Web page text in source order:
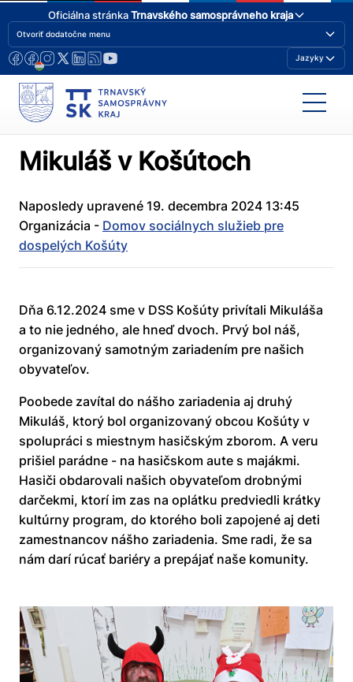
Oficiálna stránkaTrnavského samosprávneho kraja
Otvoriť dodatočne menu
Jazyky
Mikuláš v Košútoch
Naposledy upravené 19. decembra 2024 13:45
Organizácia - Domov sociálnych služieb pre
dospelých Košúty
Dňa 6.12.2024 sme v DSS Košúty privítali Mikuláša
a to nie jedného, ale hneď dvoch. Prvý bol náš,
organizovaný samotným zariadením pre našich
obyvateľov.
Poobede zavítal do nášho zariadenia aj druhý
Mikuláš, ktorý bol organizovaný obcou Košúty v
spolupráci s miestnym hasičským zborom. A veru
prišiel parádne - na hasičskom aute s majákmi.
Hasiči obdarovali našich obyvateľom drobnými
darčekmi, ktorí im zas na oplátku predviedli krátky
kultúrny program, do ktorého boli zapojené aj deti
zamestnancov nášho zariadenia. Sme radi, že sa
nám darí rúcať bariéry a prepájať naše komunity.